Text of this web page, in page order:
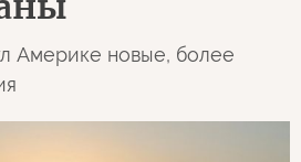
Америке новые, более